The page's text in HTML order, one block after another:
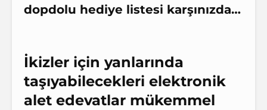
dopdolu hediye listesi karşınızda…
İkizler için yanlarında
taşıyabilecekleri elektronik
alet edevatlar mükemmel